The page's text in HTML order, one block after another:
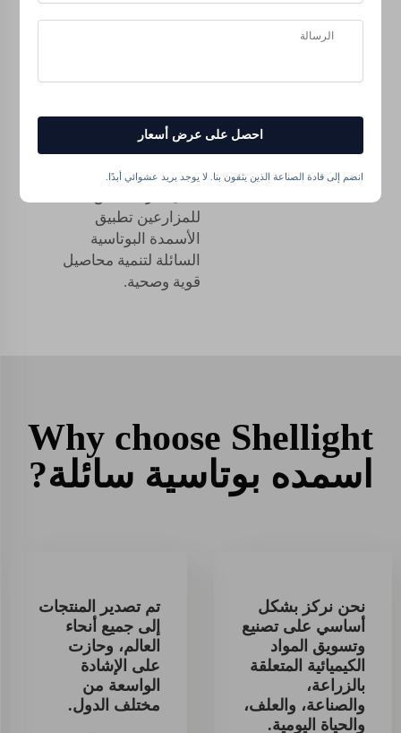
يمكن أن تنمو النباتات
ومريضة. استخدم في
السائلة، كما يمكن أيضًا
صنع سماد بوتاسيوم
سائل منزلي لتطبيقه من
للمزارعين تطبيق
الأسمدة البوتاسية
السائلة لتنمية محاصيل
قوية وصحية.
Why choose Shellight
اسمده بوتاسية سائلة?
نحن نركز بشكل
أساسي على تصنيع
وتسويق المواد
الكيميائية المتعلقة
بالزراعة،
والصناعة، والعلف،
والحياة اليومية.
تم تصدير المنتجات
إلى جميع أنحاء
العالم، وحازت
على الإشادة
الواسعة من
مختلف الدول.
احصل على عرض أسعار
انضم إلى قادة الصناعة الذين يثقون بنا. لا يوجد بريد عشوائي أبدًا.